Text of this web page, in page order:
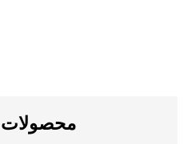
محصولات